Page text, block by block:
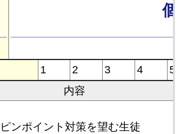
個
1 2 3 4
5
内容
ンポイント対策を望む生徒